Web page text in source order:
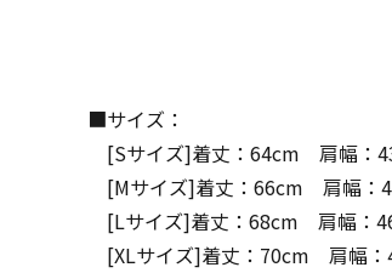
■サイズ：
[Sサイズ]着丈：64cm 肩幅
[Mサイズ]着丈：66cm 肩幅
[Lサイズ]着丈：68cm 肩幅
[XLサイズ]着丈：70cm 肩幅